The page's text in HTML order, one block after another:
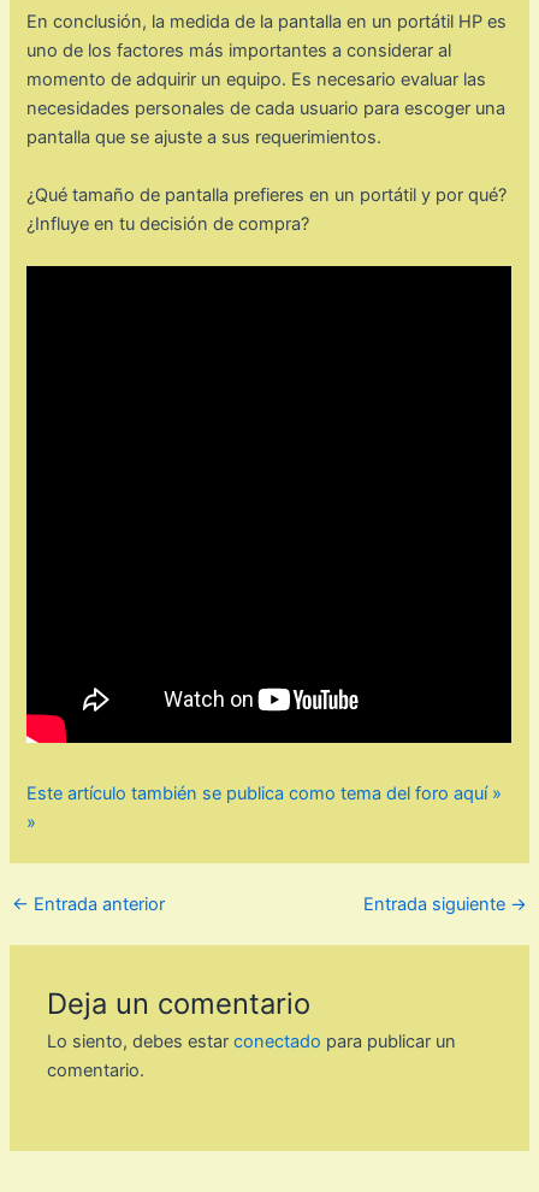
En conclusión, la medida de la pantalla en un portátil HP es
uno de los factores más importantes a considerar al
momento de adquirir un equipo. Es necesario evaluar las
necesidades personales de cada usuario para escoger una
pantalla que se ajuste a sus requerimientos.
¿Qué tamaño de pantalla prefieres en un portátil y por qué?
¿Influye en tu decisión de compra?
Este artículo también se publica como tema del foro aquí »
»
← Entrada anterior Entrada siguiente →
Deja un comentario
Lo siento, debes estarconectado para publicar un
comentario.